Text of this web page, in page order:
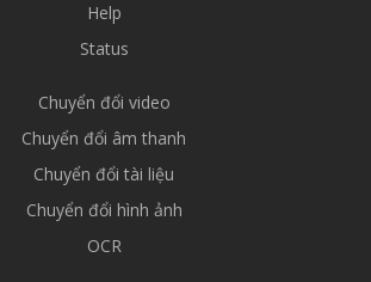
Help
Status
Chuyển đổi video
Chuyển đổi âm thanh
Chuyển đổi tài liệu
Chuyển đổi hình ảnh
OCR